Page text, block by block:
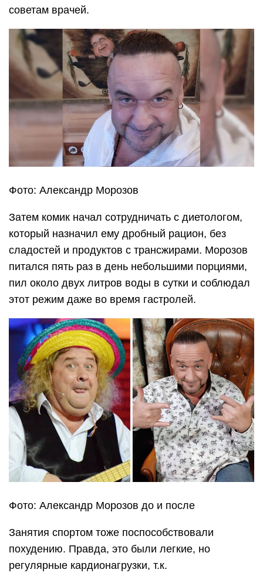
советам врачей.
Фото: Александр Морозов
Затем комик начал сотрудничать с диетологом,
который назначил ему дробный рацион, без
сладостей и продуктов с трансжирами. Морозов
питался пять раз в день небольшими порциями,
пил около двух литров воды в сутки и соблюдал
этот режим даже во время гастролей.
Фото: Александр Морозов до и после
Занятия спортом тоже поспособствовали
похудению. Правда, это были легкие, но
регулярные кардионагрузки, т.к.